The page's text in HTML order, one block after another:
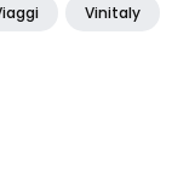
Vinitaly